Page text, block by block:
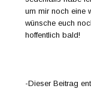
um mir noch eine
wünsche euch
hoffentlich bald!
-Dieser Beitrag